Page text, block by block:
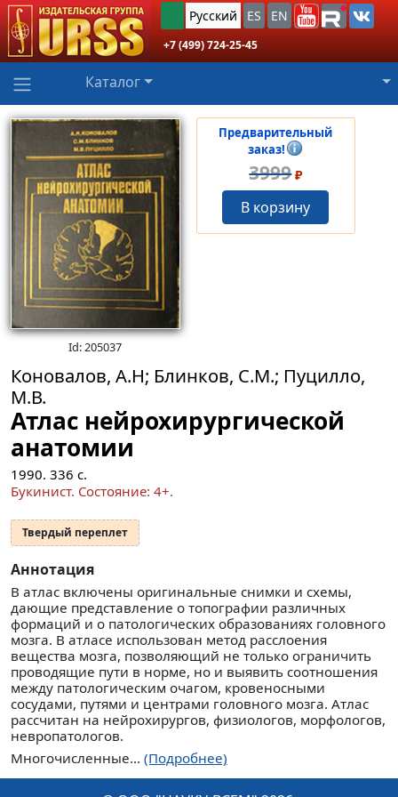
Русский ES EN
+7 (499) 724-25-45
Каталог
Id: 205037
Предварительный
заказ!
3999₽
В корзину
Коновалов, А.Н; Блинков, С.М.; Пуцилло,
М.В.
Атлас нейрохирургической
анатомии
1990. 336 с.
Букинист. Состояние: 4+.
Твердый переплет
Аннотация
В атлас включены оригинальные снимки и схемы,
дающие представление о топографии различных
формаций и о патологических образованиях головного
мозга. В атласе использован метод расслоения
вещества мозга, позволяющий не только ограничить
проводящие пути в норме, но и выявить соотношения
между патологическим очагом, кровеносными
сосудами, путями и центрами головного мозга. Атлас
рассчитан на нейрохирургов, физиологов, морфологов,
невропатологов.
Многочисленные... (Подробнее)